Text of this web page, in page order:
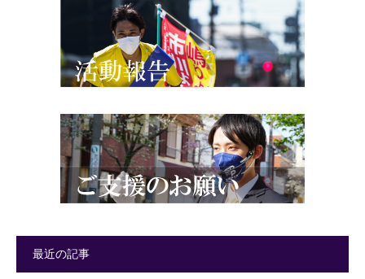
最近の記事